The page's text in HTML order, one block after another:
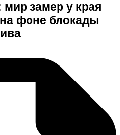
замер у края
фоне блокады